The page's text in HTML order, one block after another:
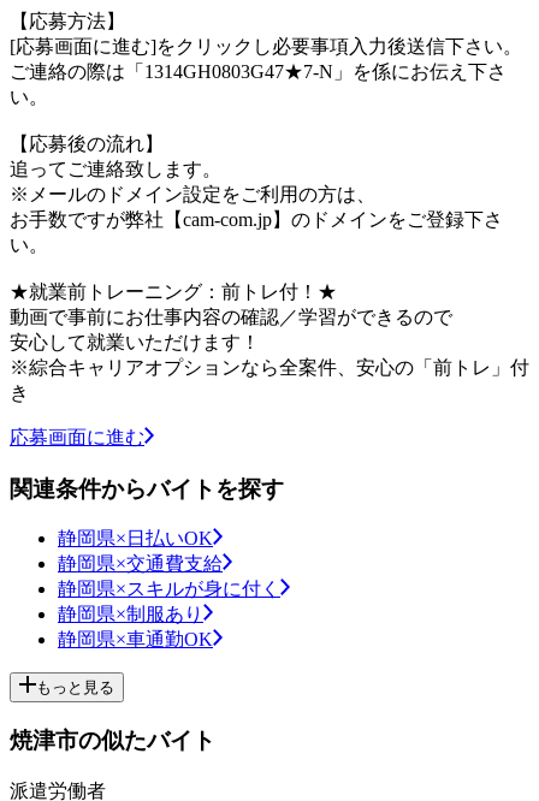
【応募方法】
[応募画面に進む]をクリックし必要事項入力後送信下さい。
ご連絡の際は「1314GH0803G47★7-N」を係にお伝え下さ
い。
【応募後の流れ】
追ってご連絡致します。
※メールのドメイン設定をご利用の方は、
お手数ですが弊社【cam-com.jp】のドメインをご登録下さ
い。
★就業前トレーニング：前トレ付！★
動画で事前にお仕事内容の確認／学習ができるので
安心して就業いただけます！
※綜合キャリアオプションなら全案件、安心の「前トレ」付
き
応募画面に進む
関連条件からバイトを探す
静岡県×日払いOK
静岡県×交通費支給
静岡県×スキルが身に付く
静岡県×制服あり
静岡県×車通勤OK
もっと見る
焼津市の似たバイト
派遣労働者